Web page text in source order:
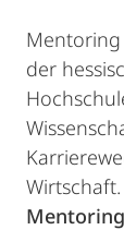
Mentoring
der
Mentoring